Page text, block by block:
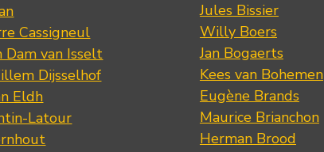
Cassigneul
Dam van Isselt
Dijsselhof
Eldh
Latour
Jules Bissier
Willy Boers
Jan Bogaerts
Kees van Bohemen
Eugène Brands
Maurice Brianchon
Herman Brood